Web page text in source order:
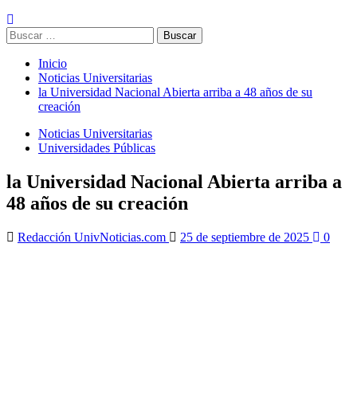
Buscar:
Inicio
Noticias Universitarias
la Universidad Nacional Abierta arriba a 48 años de su
creación
Noticias Universitarias
Universidades Públicas
la Universidad Nacional Abierta arriba a
48 años de su creación
Redacción UnivNoticias.com 25 de septiembre de 2025 0